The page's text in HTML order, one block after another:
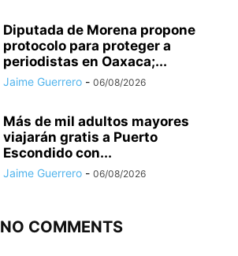
Diputada de Morena propone
protocolo para proteger a
periodistas en Oaxaca;...
Jaime Guerrero - 06/08/2026
Más de mil adultos mayores
viajarán gratis a Puerto
Escondido con...
Jaime Guerrero - 06/08/2026
NO COMMENTS